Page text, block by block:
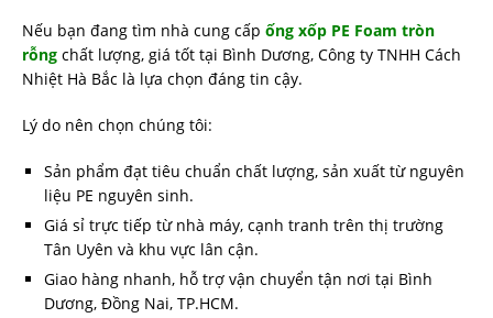
Nếu bạn đang tìm nhà cung cấp ống xốp PE Foam tròn
rỗng chất lượng, giá tốt tại Bình Dương, Công ty TNHH Cách
Nhiệt Hà Bắc là lựa chọn đáng tin cậy.
Lý do nên chọn chúng tôi:
Sản phẩm đạt tiêu chuẩn chất lượng, sản xuất từ nguyên
liệu PE nguyên sinh.
Giá sỉ trực tiếp từ nhà máy, cạnh tranh trên thị trường
Tân Uyên và khu vực lân cận.
Giao hàng nhanh, hỗ trợ vận chuyển tận nơi tại Bình
Dương, Đồng Nai, TP.HCM.